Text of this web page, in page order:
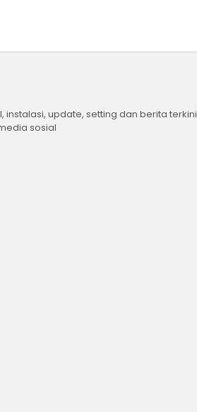
instalasi, update, setting dan berita terkini
sosial